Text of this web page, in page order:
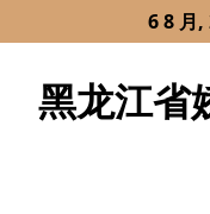
to
6 8 月,
黑龙江省